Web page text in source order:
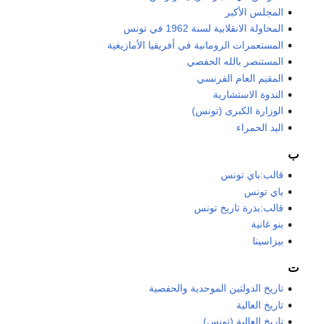
المجلس الأكبر
المحاولة الانقلابية لسنة 1962 في تونس
المستعمرات الرومانية في أفريقيا الأمازيغية
المستنصر بالله الحفصي
المقيم العام الفرنسي
الندوة الاستشارية
الوزارة الكبرى (تونس)
اليد الحمراء
ب
قالب:باي تونس
باي تونس
قالب:بذرة تاريخ تونس
بنو غانية
بيزاسينا
ت
تاريخ الدولتين الموحدية والحفصية
تاريخ العالية
تاريخ العالية (تونس)